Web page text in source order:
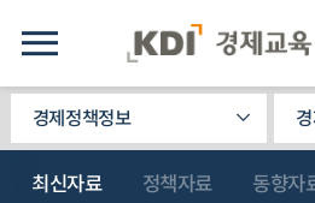
경제정책정보
최신자료 정책자료 동향자